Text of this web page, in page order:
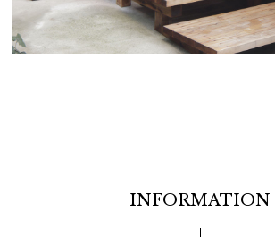
INFORMATION